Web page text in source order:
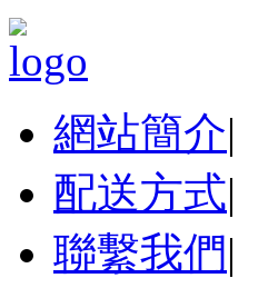
網站簡介|
配送方式|
聯繫我們|